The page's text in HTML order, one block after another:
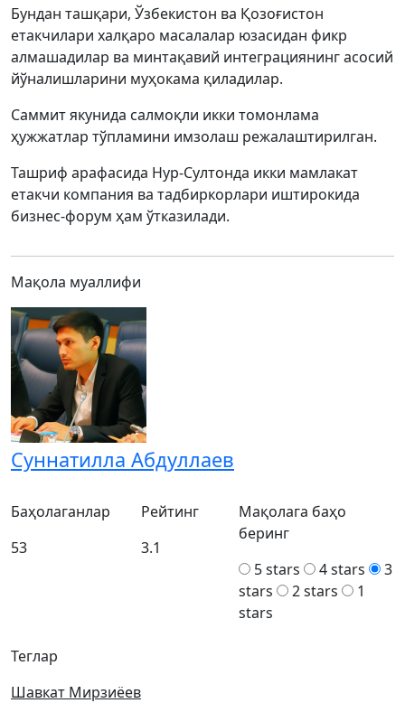
Бундан ташқари, Ўзбекистон ва Қозоғистон
етакчилари халқаро масалалар юзасидан фикр
алмашадилар ва минтақавий интеграциянинг асосий
йўналишларини муҳокама қиладилар.
Саммит якунида салмоқли икки томонлама
ҳужжатлар тўпламини имзолаш режалаштирилган.
Ташриф арафасида Нур-Султонда икки мамлакат
етакчи компания ва тадбиркорлари иштирокида
бизнес-форум ҳам ўтказилади.
Мақола муаллифи
Суннатилла Абдуллаев
Теглар
Шавкат Мирзиёев
Баҳолаганлар
53
Рейтинг
3.1
Мақолага баҳо
беринг
5 stars
4 stars
3
stars
2 stars
1
stars